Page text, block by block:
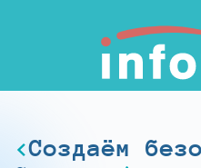
Создаём